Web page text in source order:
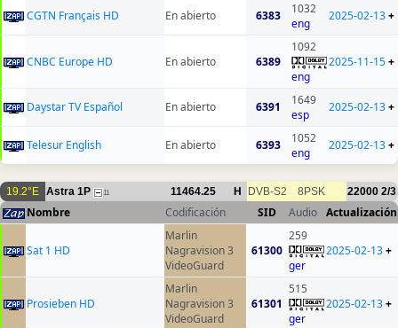
CGTN Français HD En abierto 6383
1032
eng
2025-02-13+
CNBC Europe HD En abierto 6389
1092
eng
2025-11-15+
Daystar TV Español En abierto 6391
1649
esp
2025-02-13+
Telesur English En abierto 6393
1052
eng
2025-02-13+
19.2°E Astra 1P 11 11464.25 H DVB-S2 8PSK 22000 2/3
Nombre Codificación SID Audio Actualización
Sat 1 HD
Marlin
Nagravision 3
VideoGuard
61300
259
ger
2025-02-13+
Prosieben HD
Marlin
Nagravision 3
VideoGuard
61301
515
ger
2025-02-13+